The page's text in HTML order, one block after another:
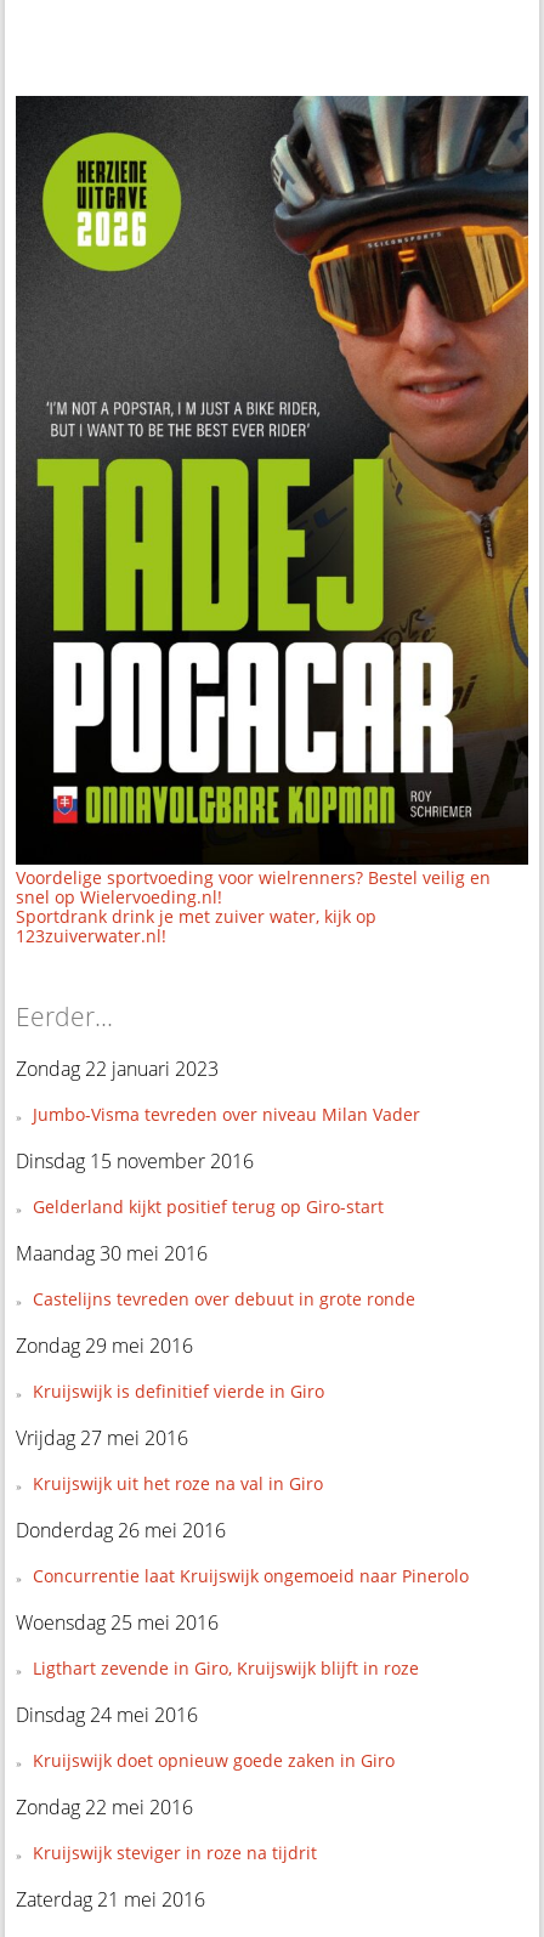
Voordelige sportvoeding voor wielrenners? Bestel veilig en
snel op Wielervoeding.nl!
Sportdrank drink je met zuiver water, kijk op
123zuiverwater.nl!
Eerder...
Zondag 22 januari 2023
Jumbo-Visma tevreden over niveau Milan Vader
Dinsdag 15 november 2016
Gelderland kijkt positief terug op Giro-start
Maandag 30 mei 2016
Castelijns tevreden over debuut in grote ronde
Zondag 29 mei 2016
Kruijswijk is definitief vierde in Giro
Vrijdag 27 mei 2016
Kruijswijk uit het roze na val in Giro
Donderdag 26 mei 2016
Concurrentie laat Kruijswijk ongemoeid naar Pinerolo
Woensdag 25 mei 2016
Ligthart zevende in Giro, Kruijswijk blijft in roze
Dinsdag 24 mei 2016
Kruijswijk doet opnieuw goede zaken in Giro
Zondag 22 mei 2016
Kruijswijk steviger in roze na tijdrit
Zaterdag 21 mei 2016